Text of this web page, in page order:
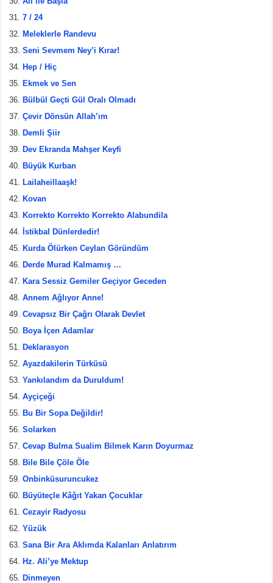
7 / 24
Meleklerle Randevu
Seni Sevmem Ney’i Kırar!
Hep / Hiç
Ekmek ve Sen
Bülbül Geçti Gül Oralı Olmadı
Çevir Dönsün Allah’ım
Demli Şiir
Dev Ekranda Mahşer Keyfi
Büyük Kurban
Lailaheillaaşk!
Kovan
Korrekto Korrekto Korrekto Alabundila
İstikbal Dünlerdedir!
Kurda Ölürken Ceylan Göründüm
Derde Murad Kalmamış …
Kara Sessiz Gemiler Geçiyor Geceden
Annem Ağlıyor Anne!
Cevapsız Bir Çağrı Olarak Devlet
Boya İçen Adamlar
Deklarasyon
Ayazdakilerin Türküsü
Yankılandım da Duruldum!
Ayçiçeği
Bu Bir Sopa Değildir!
Solarken
Cevap Bulma Sualim Bilmek Karın Doyurmaz
Bile Bile Çöle Öle
Onbinküsuruncukez
Büyüteçle Kâğıt Yakan Çocuklar
Cezayir Radyosu
Yüzük
Sana Bir Ara Aklımda Kalanları Anlatırım
Hz. Ali’ye Mektup
Dinmeyen